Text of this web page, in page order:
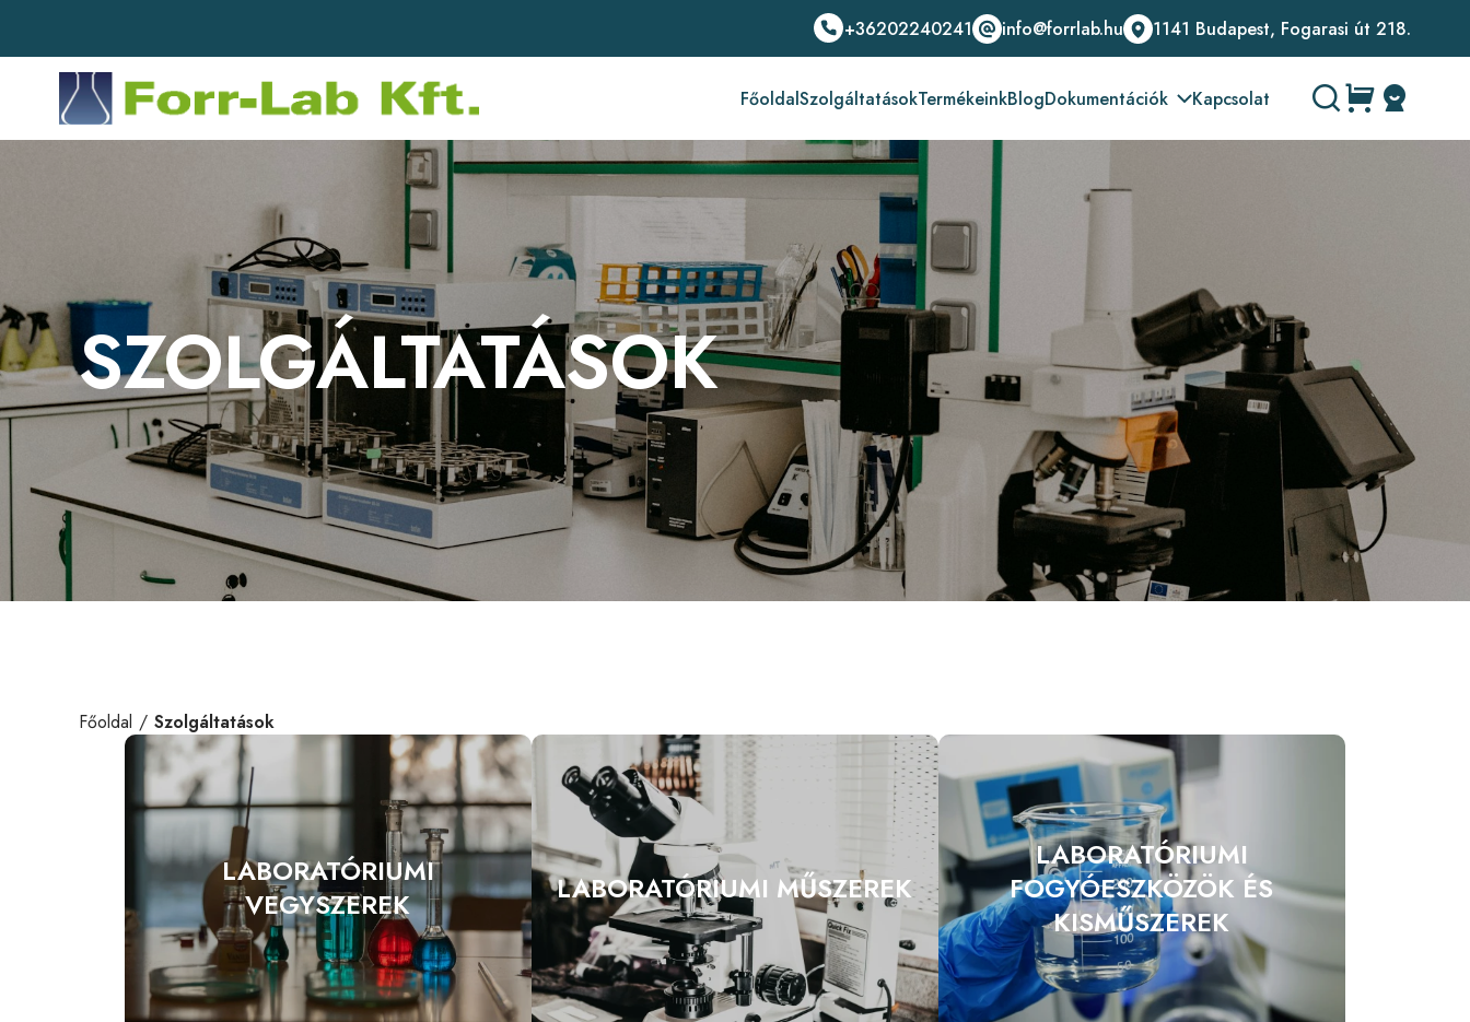
+36202240241 info@forrlab.hu 1141 Budapest, Fogarasi út 218.
FőoldalSzolgáltatásokTermékeinkBlogDokumentációk
Biztonsági adatlapok
Kapcsolat
SZOLGÁLTATÁSOK
Főoldal Szolgáltatások
LABORATÓRIUMI
VEGYSZEREK
LABORATÓRIUMI MŰSZEREK
LABORATÓRIUMI
FOGYÓESZKÖZÖK ÉS
KISMŰSZEREK